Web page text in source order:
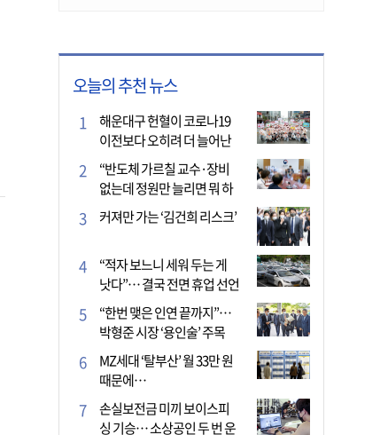
오늘의 추천 뉴스
해운대구 헌혈이 코로나19
이전보다 오히려 더 늘어난
이유는?
“반도체 가르칠 교수·장비
없는데 정원만 늘리면 뭐 하
나”
커져만 가는 ‘김건희 리스크’
“적자 보느니 세워 두는 게
낫다”… 결국 전면 휴업 선언
한 택시회사
“한번 맺은 인연 끝까지”…
박형준 시장 ‘용인술’ 주목
MZ세대 ‘탈부산’ 월 33만 원
때문에…
손실보전금 미끼 보이스피
싱 기승… 소상공인 두 번 운